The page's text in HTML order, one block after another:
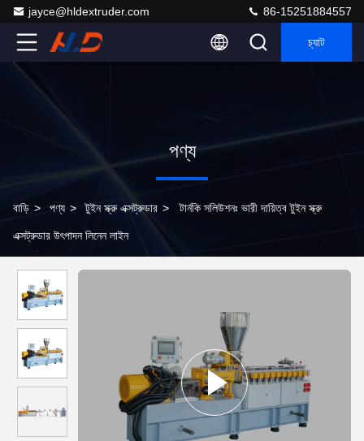
jayce@hldextruder.com 86-15251884557
চ্যাট
পণ্য
বাড়ি > পণ্য > টুইন স্ক্রু এক্সট্রুডার > টার্নকি সলিউশনঃ ভারী দায়িত্ব টুইন স্ক্রু
এক্সট্রুডার উৎপাদন লিনেন লাইন